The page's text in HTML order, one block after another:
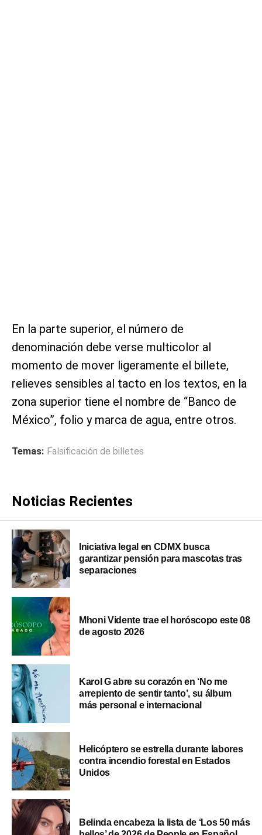
En la parte superior, el número de
denominación debe verse multicolor al
momento de mover ligeramente el billete,
relieves sensibles al tacto en los textos, en la
zona superior tiene el nombre de “Banco de
México”, folio y marca de agua, entre otros.
Temas: Falsificación de billetes
Noticias Recientes
Iniciativa legal en CDMX busca
garantizar pensión para mascotas tras
separaciones
Mhoni Vidente trae el horóscopo este 08
de agosto 2026
Karol G abre su corazón en ‘No me
arrepiento de sentir tanto’, su álbum
más personal e internacional
Helicóptero se estrella durante labores
contra incendio forestal en Estados
Unidos
Belinda encabeza la lista de ‘Los 50 más